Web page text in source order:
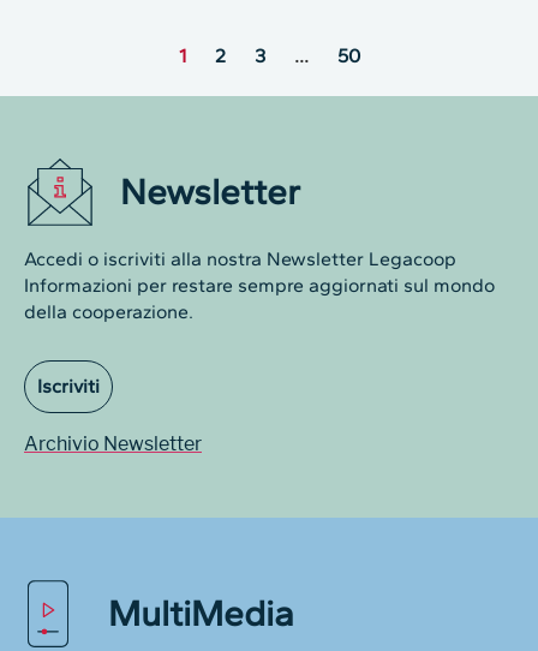
1 2 3 … 50
Newsletter
Accedi o iscriviti alla nostra Newsletter Legacoop
Informazioni per restare sempre aggiornati sul mondo
della cooperazione.
Iscriviti
Archivio Newsletter
MultiMedia